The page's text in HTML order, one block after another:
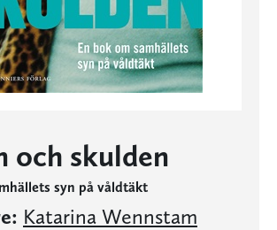
och skulden
syn på våldtäkt
Katarina Wennstam